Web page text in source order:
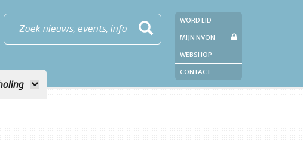
Zoek nieuws, events, info
WORD LID
MIJN NVON
WEBSHOP
CONTACT